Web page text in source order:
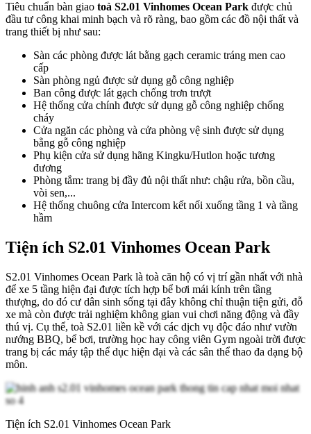
Tiêu chuẩn bàn giao toà S2.01 Vinhomes Ocean Park được chủ
đầu tư công khai minh bạch và rõ ràng, bao gồm các đồ nội thất và
trang thiết bị như sau:
Sàn các phòng được lát bằng gạch ceramic tráng men cao
cấp
Sàn phòng ngủ được sử dụng gỗ công nghiệp
Ban công được lát gạch chống trơn trượt
Hệ thống cửa chính được sử dụng gỗ công nghiệp chống
cháy
Cửa ngăn các phòng và cửa phòng vệ sinh được sử dụng
bằng gỗ công nghiệp
Phụ kiện cửa sử dụng hãng Kingku/Hutlon hoặc tương
đương
Phòng tắm: trang bị đầy đủ nội thất như: chậu rửa, bồn cầu,
vòi sen,...
Hệ thống chuông cửa Intercom kết nối xuống tầng 1 và tầng
hầm
Tiện ích S2.01 Vinhomes Ocean Park
S2.01 Vinhomes Ocean Park là toà căn hộ có vị trí gần nhất với nhà
để xe 5 tầng hiện đại được tích hợp bể bơi mái kính trên tầng
thượng, do đó cư dân sinh sống tại đây không chỉ thuận tiện gửi, đỗ
xe mà còn được trải nghiệm không gian vui chơi năng động và đầy
thú vị. Cụ thể, toà S2.01 liền kề với các dịch vụ độc đáo như vườn
nướng BBQ, bể bơi, trường học hay công viên Gym ngoài trời được
trang bị các máy tập thể dục hiện đại và các sân thể thao đa dạng bộ
môn.
Tiện ích S2.01 Vinhomes Ocean Park